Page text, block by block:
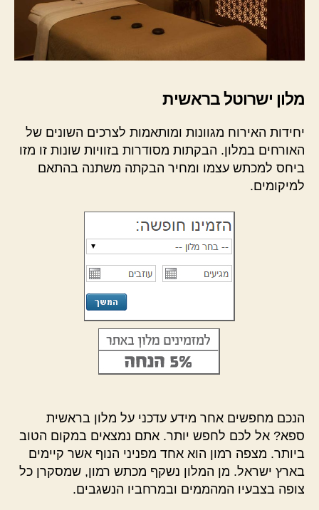
מלון ישרוטל בראשית
יחידות האירוח מגוונות ומותאמות לצרכים השונים של
האורחים במלון. הבקתות מסודרות בזוויות שונות זו מזו
ביחס למכתש עצמו ומחיר הבקתה משתנה בהתאם
למיקומים.
הנכם מחפשים אחר מידע עדכני על מלון בראשית
ספא? אל לכם לחפש יותר. אתם נמצאים במקום הטוב
ביותר. מצפה רמון הוא אחד מפניני הנוף אשר קיימים
בארץ ישראל. מן המלון נשקף מכתש רמון, שמסקרן כל
צופה בצבעיו המהממים ובמרחביו הנשגבים.